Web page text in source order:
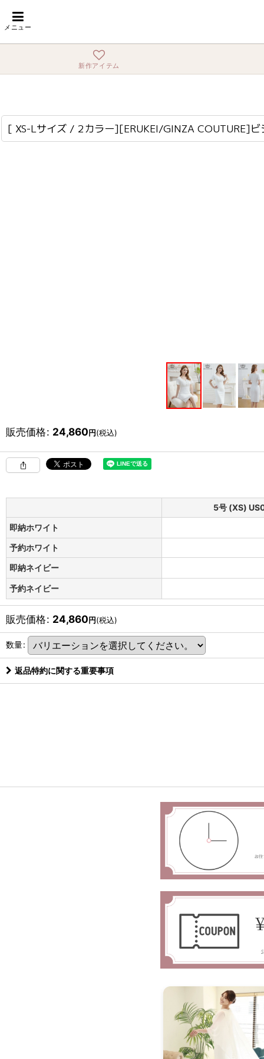
メニュー
新作アイテム
ホーム
[ XS-Lサイズ / 2カラー][ERUKEI/GINZA COUTURE]
販売価格: 24,860円(税込)
5号 (XS)
即納ホワイト
予約ホワイト
即納ネイビー
予約ネイビー
販売価格: 24,860円(税込)
数量:
返品特約に関する重要事項